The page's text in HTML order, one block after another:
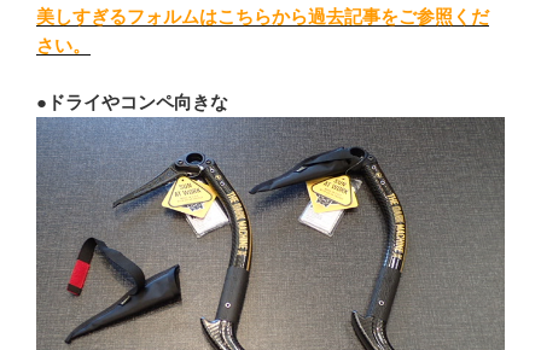
美しすぎるフォルムはこちらから過去記事をご参照くだ
さい。
● ドライやコンペ向きな